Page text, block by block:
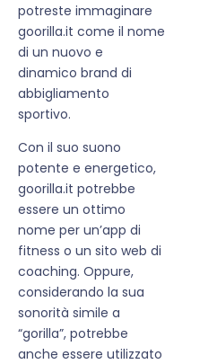
potreste immaginare
goorilla.it come il nome
di un nuovo e
dinamico brand di
abbigliamento
sportivo.
Con il suo suono
potente e energetico,
goorilla.it potrebbe
essere un ottimo
nome per un’app di
fitness o un sito web di
coaching. Oppure,
considerando la sua
sonorità simile a
“gorilla”, potrebbe
anche essere utilizzato